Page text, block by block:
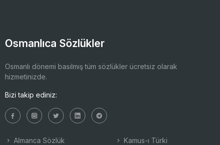
Osmanlıca Sözlükler
Osmanlı dönemi basılmış tüm sözlükler ücretsiz olarak
hizmetinizde.
Bizi takip ediniz:
Almanca Sözlük Kamus-ı Türki